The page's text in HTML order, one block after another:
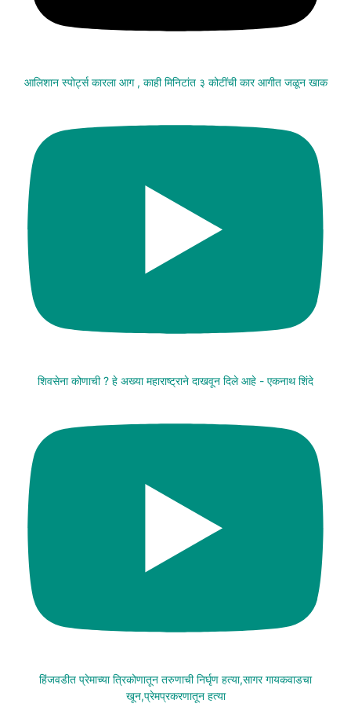
आलिशान स्पोर्ट्स कारला आग , काही मिनिटांत ३ कोटींची कार आगीत जळून खाक
शिवसेना कोणाची ? हे अख्या महाराष्ट्राने दाखवून दिले आहे - एकनाथ शिंदे
हिंजवडीत प्रेमाच्या त्रिकोणातून तरुणाची निर्घृण हत्या,सागर गायकवाडचा
खून,प्रेमप्रकरणातून हत्या